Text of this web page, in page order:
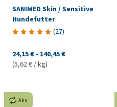
SANIMED Skin / Sensitive
Hundefutter
(27)
24,15 € - 140,45 €
(5,62 € / kg)
Abo